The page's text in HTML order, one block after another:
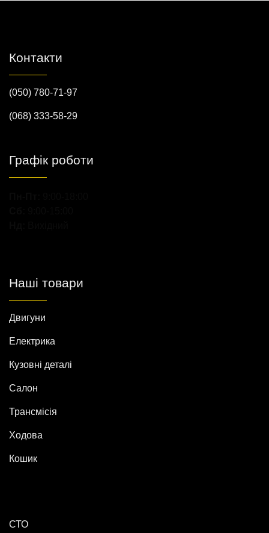
Контакти
(050) 780-71-97
(068) 333-58-29
Графік роботи
Наші товари
Двигуни
Електрика
Кузовні деталі
Салон
Трансмісія
Ходова
Кошик
СТО